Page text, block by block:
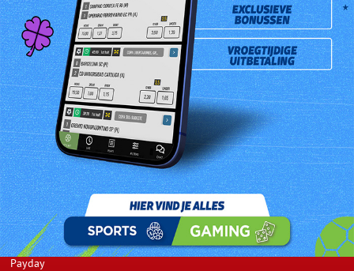
Prev Next
Opwaarderen
Resultaten
Spellen
Verkooppunten
Promoties
Lotto
Lotto Plus
Tek 2
Double Tek 2
Payday